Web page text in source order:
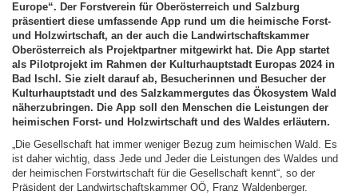
Europe“. Der Forstverein für Oberösterreich und Salzburg
präsentiert diese umfassende App rund um die heimische Forst-
und Holzwirtschaft, an der auch die Landwirtschaftskammer
Oberösterreich als Projektpartner mitgewirkt hat. Die App startet
als Pilotprojekt im Rahmen der Kulturhauptstadt Europas 2024 in
Bad Ischl. Sie zielt darauf ab, Besucherinnen und Besucher der
Kulturhauptstadt und des Salzkammergutes das Ökosystem Wald
näherzubringen. Die App soll den Menschen die Leistungen der
heimischen Forst- und Holzwirtschaft und des Waldes erläutern.
„Die Gesellschaft hat immer weniger Bezug zum heimischen Wald. Es
ist daher wichtig, dass Jede und Jeder die Leistungen des Waldes und
der heimischen Forstwirtschaft für die Gesellschaft kennt“, so der
Präsident der Landwirtschaftskammer OÖ, Franz Waldenberger.